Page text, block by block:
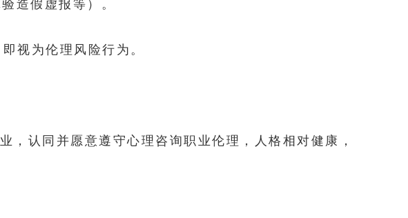
造假虚报等）。
视为伦理风险行为。
认同并愿意遵守心理咨询职业伦理，人格相对健康，